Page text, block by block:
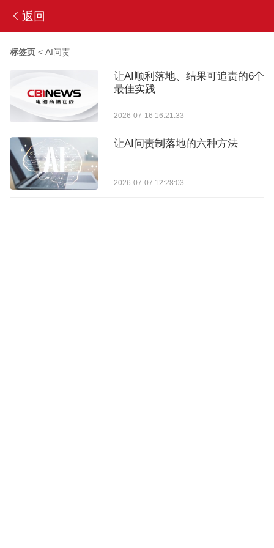
返回
标签页< AI问责
让AI顺利落地、结果可追责的6个
最佳实践
2026-07-16 16:21:33
让AI问责制落地的六种方法
2026-07-07 12:28:03